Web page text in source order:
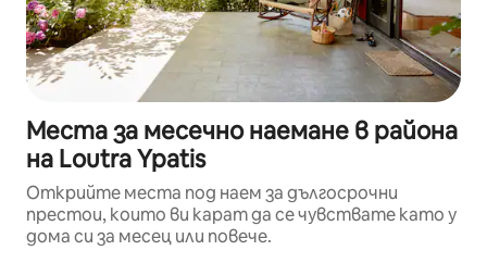
Места за месечно наемане в района
на Loutra Ypatis
Открийте места под наем за дългосрочни
престои, които ви карат да се чувствате като у
дома си за месец или повече.